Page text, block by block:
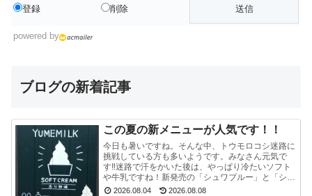
登録 削除
powered by
ブログの新着記事
この夏の新メニューが人気です！！
今日も暑いですね。そんな中、トウモロコシ迷路に
挑戦している方も多いようです。みなさん元気で
す‼迷路で汗をかいた後は、やっぱり冷たいソフト
や牛乳ですね！新発売の「シュワブルー」と「シュ
ワグリーン」が只今人気ですぐに売り切れてしまい
2026.08.04 2026.08.08